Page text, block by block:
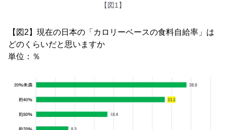
【図1】
【図2】現在の日本の「カロリーベースの食料自給率」は
どのくらいだと思いますか
単位：％